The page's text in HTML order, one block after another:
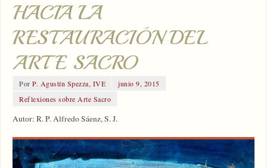
HACIA LA
RESTAURACIÓN DEL
ARTE SACRO
PorP. Agustín Spezza, IVE
junio 9, 2015
Reflexiones sobre Arte Sacro
Autor: R. P. Alfredo Sáenz, S. J.